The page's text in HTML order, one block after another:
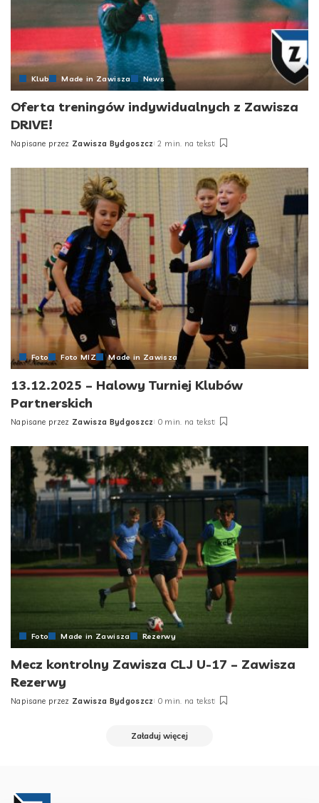
Klub Made in Zawisza News
Oferta treningów indywidualnych z Zawisza
DRIVE!
Posted
Napisane przez Zawisza Bydgoszcz 2 min. na tekst
Foto Foto MIZ Made in Zawisza
13.12.2025 – Halowy Turniej Klubów
Partnerskich
Posted
Napisane przez Zawisza Bydgoszcz 0 min. na tekst
Foto Made in Zawisza Rezerwy
Mecz kontrolny Zawisza CLJ U-17 – Zawisza
Rezerwy
Posted
Napisane przez Zawisza Bydgoszcz 0 min. na tekst
Załaduj więcej